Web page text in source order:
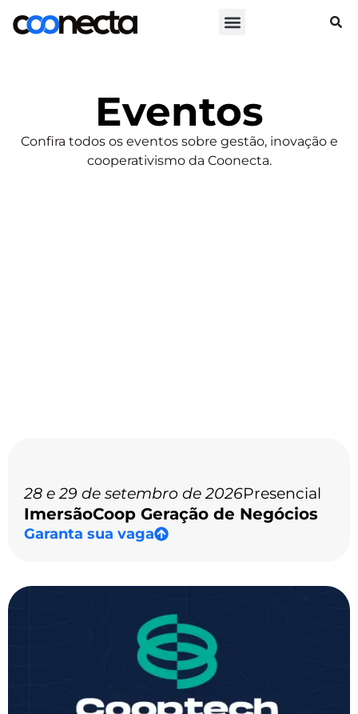
Eventos
Confira todos os eventos sobre gestão, inovação e
cooperativismo da Coonecta.
28 e 29 de setembro de 2026Presencial
ImersãoCoop Geração de Negócios
Garanta sua vaga